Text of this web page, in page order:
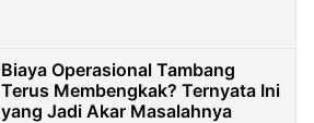
Biaya Operasional Tambang
Terus Membengkak? Ternyata Ini
yang Jadi Akar Masalahnya